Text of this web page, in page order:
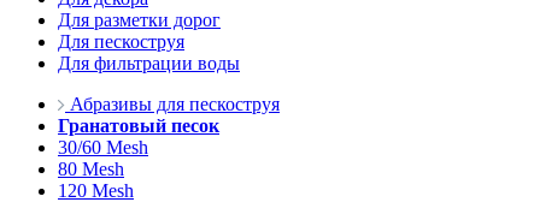
Для разметки дорог
Для пескоструя
Для фильтрации воды
Абразивы для пескоструя
Гранатовый песок
30/60 Mesh
80 Mesh
120 Mesh